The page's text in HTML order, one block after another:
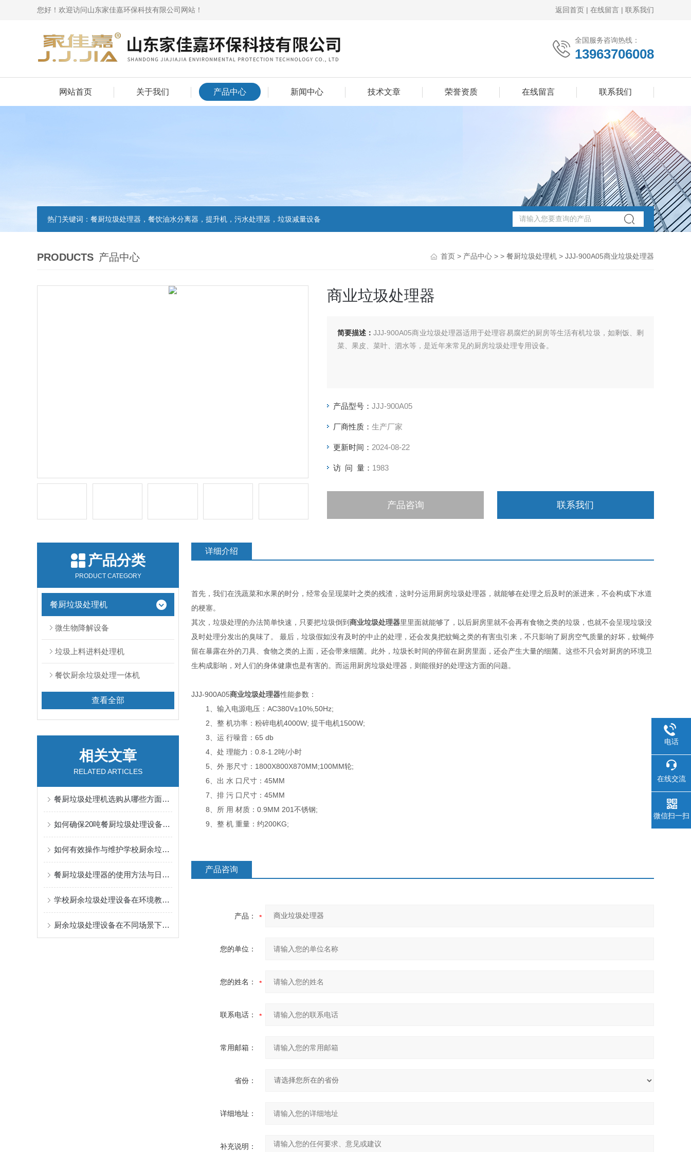
您好！欢迎访问山东家佳嘉环保科技有限公司网站！ 返回首页 | 在线留言 | 联系我们
全国服务咨询热线：
13963706008
网站首页 关于我们 产品中心 新闻中心 技术文章 荣誉资质 在线留言 联系我们
热门关键词： 餐厨垃圾处理器，餐饮油水分离器，提升机，污水处理器，垃圾减量设备
PRODUCTS 产品中心 首页 > 产品中心 > > 餐厨垃圾处理机 > JJJ-900A05商业垃圾处理器
商业垃圾处理器
简要描述：JJJ-900A05商业垃圾处理器适用于处理容易腐烂的厨房等生活有机垃圾，如剩饭、剩
菜、果皮、菜叶、泗水等，是近年来常见的厨房垃圾处理专用设备。
产品型号： JJJ-900A05
厂商性质： 生产厂家
更新时间： 2024-08-22
访 问 量： 1983
产品咨询 联系我们
产品分类
PRODUCT CATEGORY
餐厨垃圾处理机
微生物降解设备
垃圾上料进料处理机
餐饮厨余垃圾处理一体机
查看全部
相关文章
RELATED ARTICLES
餐厨垃圾处理机选购从哪些方面考虑？
如何确保20吨餐厨垃圾处理设备长期稳定运行？
如何有效操作与维护学校厨余垃圾处理设备
餐厨垃圾处理器的使用方法与日常维护指南
学校厨余垃圾处理设备在环境教育中的应用与效果
厨余垃圾处理设备在不同场景下的成功应用分享
详细介绍
首先，我们在洗蔬菜和水果的时分，经常会呈现菜叶之类的残渣，这时分运用厨房垃圾处理器，就能够在处理之后及时的派进来，不会构成下水道
的梗塞。
其次，垃圾处理的办法简单快速，只要把垃圾倒到 商业垃圾处理器里里面就能够了，以后厨房里就不会再有食物之类的垃圾，也就不会呈现垃圾没
及时处理分发出的臭味了。 最后，垃圾假如没有及时的中止的处理，还会发臭把蚊蝇之类的有害虫引来，不只影响了厨房空气质量的好坏，蚊蝇停
留在暴露在外的刀具、食物之类的上面，还会带来细菌。此外，垃圾长时间的停留在厨房里面，还会产生大量的细菌。这些不只会对厨房的环境卫
生构成影响，对人们的身体健康也是有害的。而运用厨房垃圾处理器，则能很好的处理这方面的问题。
JJJ-900A05商业垃圾处理器性能参数：
1、输入电源电压：AC380V±10%,50Hz;
2、整 机功率：粉碎电机4000W; 提干电机1500W;
3、运 行噪音：65 db
4、处 理能力：0.8-1.2吨/小时
5、外 形尺寸：1800X800X870MM;100MM轮;
6、出 水 口尺寸：45MM
7、排 污 口尺寸：45MM
8、所 用 材质：0.9MM 201不锈钢;
9、整 机 重量：约200KG;
产品咨询
产品：
您的单位：
您的姓名：
联系电话：
常用邮箱：
省份：
详细地址：
补充说明：
电话
在线交流
微信扫一扫